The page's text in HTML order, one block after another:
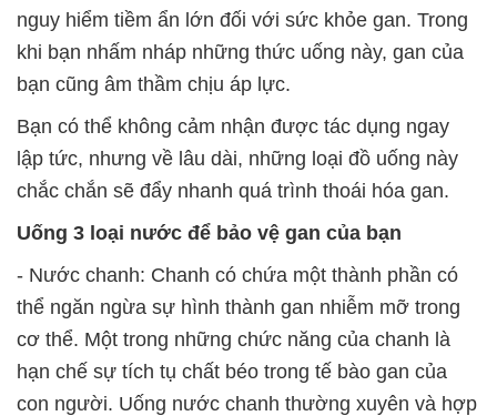
nguy hiểm tiềm ẩn lớn đối với sức khỏe gan. Trong
khi bạn nhấm nháp những thức uống này, gan của
bạn cũng âm thầm chịu áp lực.
Bạn có thể không cảm nhận được tác dụng ngay
lập tức, nhưng về lâu dài, những loại đồ uống này
chắc chắn sẽ đẩy nhanh quá trình thoái hóa gan.
Uống 3 loại nước để bảo vệ gan của bạn
- Nước chanh: Chanh có chứa một thành phần có
thể ngăn ngừa sự hình thành gan nhiễm mỡ trong
cơ thể. Một trong những chức năng của chanh là
hạn chế sự tích tụ chất béo trong tế bào gan của
con người. Uống nước chanh thường xuyên và hợp